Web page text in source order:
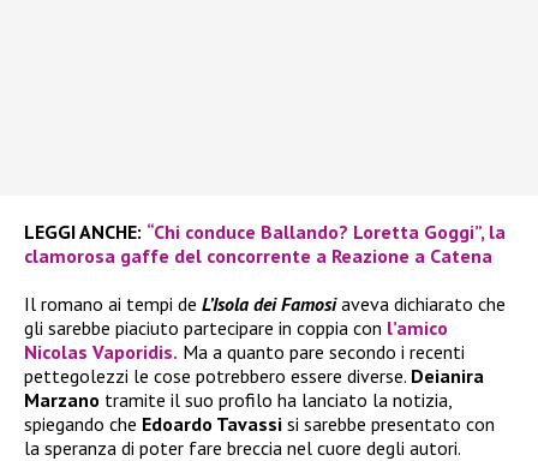
LEGGI ANCHE: “Chi conduce Ballando? Loretta Goggi”, la
clamorosa gaffe del concorrente a Reazione a Catena
Il romano ai tempi de L’Isola dei Famosiaveva dichiarato che
gli sarebbe piaciuto partecipare in coppia con l’amico
Nicolas Vaporidis. Ma a quanto pare secondo i recenti
pettegolezzi le cose potrebbero essere diverse. Deianira
Marzano tramite il suo profilo ha lanciato la notizia,
spiegando che Edoardo Tavassi si sarebbe presentato con
la speranza di poter fare breccia nel cuore degli autori.